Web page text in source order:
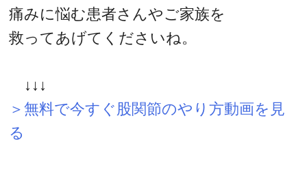
痛みに悩む患者さんやご家族を
救ってあげてくださいね。
↓↓↓
＞無料で今すぐ股関節のやり方動画を見
る